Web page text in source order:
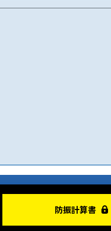
防振計算書